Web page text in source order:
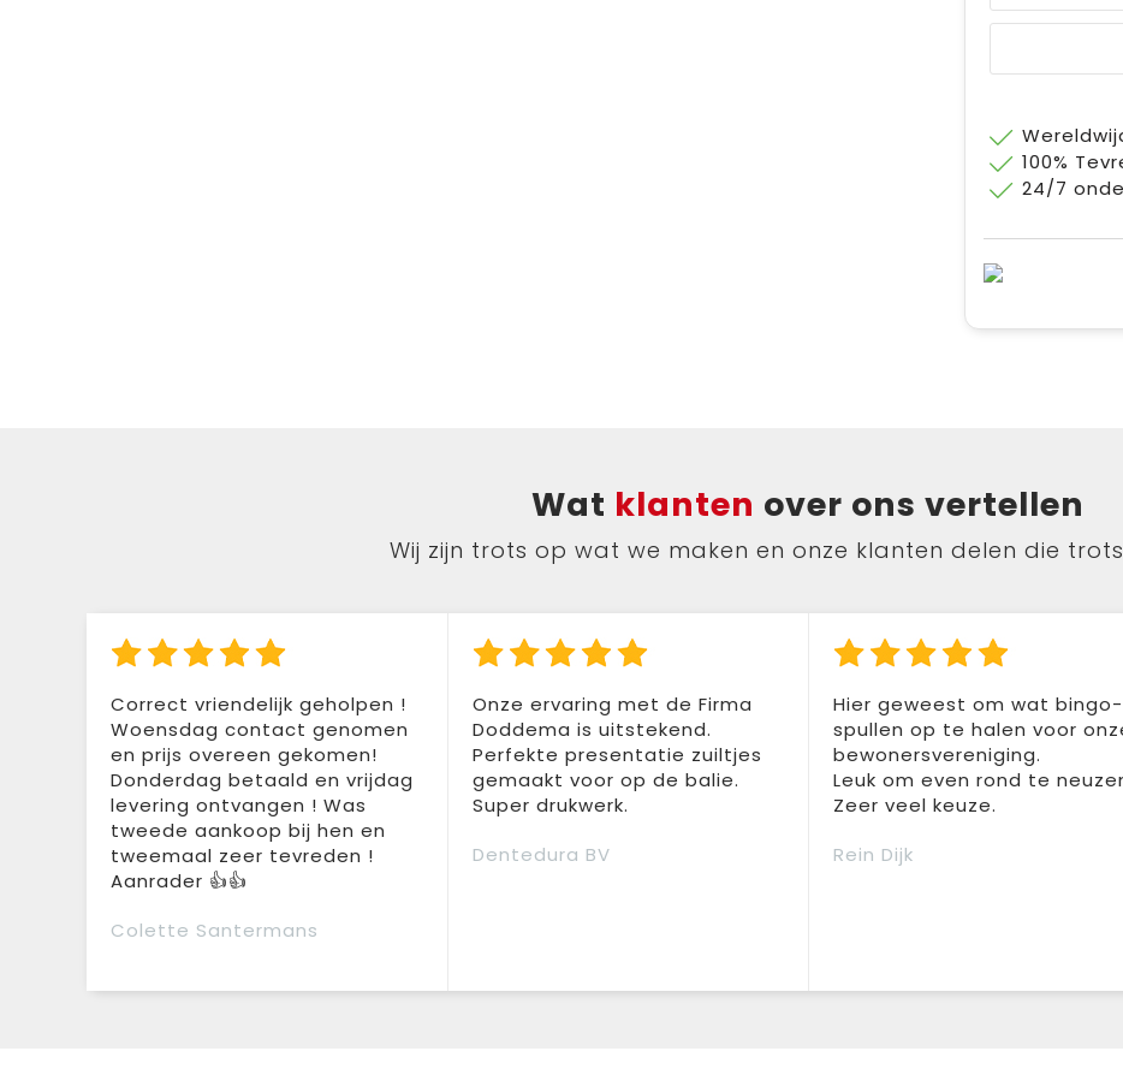
100%
24/7
Wat klanten over ons vertellen
Wij zijn trots op wat we maken en onze klanten delen die
Correct vriendelijk geholpen !
Woensdag contact genomen
en prijs overeen gekomen!
Donderdag betaald en vrijdag
levering ontvangen ! Was
tweede aankoop bij hen en
tweemaal zeer tevreden !
Aanrader 👍👍
Colette Santermans
Onze ervaring met de Firma
Doddema is uitstekend.
Perfekte presentatie zuiltjes
gemaakt voor op de balie.
Super drukwerk.
Dentedura BV
Hier geweest om wat bingo-
spullen op te halen voor
bewonersvereniging.
Leuk om even rond te
Zeer veel keuze.
Rein Dijk